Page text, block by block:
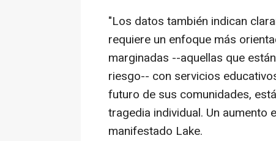
"Los datos también indican
requiere un enfoque más
marginadas --aquellas que
riesgo-- con servicios
futuro de sus comunidades,
tragedia individual. Un aumento
manifestado Lake.